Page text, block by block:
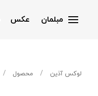
مبلمان عکس
لوکس آذین محصول